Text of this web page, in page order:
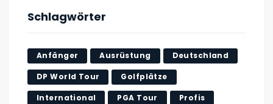
Schlagwörter
Anfänger Ausrüstung Deutschland
DP World Tour Golfplätze
International PGA Tour Profis